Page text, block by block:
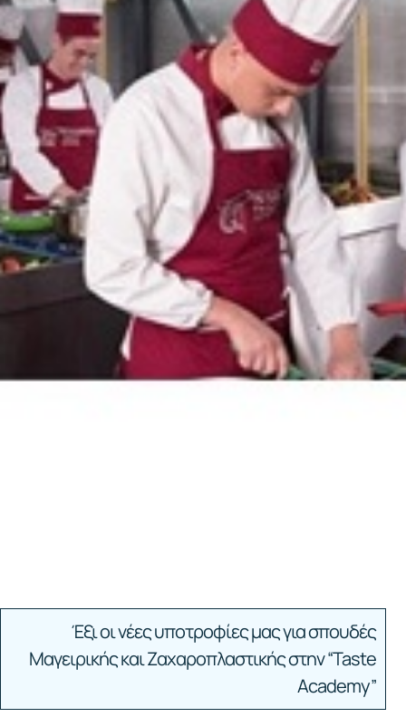
Έξι οι νέες υποτροφίες μας για σπουδές
Μαγειρικής και Ζαχαροπλαστικής στην “Taste
Academy”